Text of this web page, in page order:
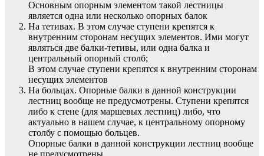
Основным опорным элементом такой лестницы
является одна или несколько опорных балок
На тетивах. В этом случае ступени крепятся к
внутренним сторонам несущих элементов. Ими могут
являться две балки-тетивы, или одна балка и
центральный опорный столб;
В этом случае ступени крепятся к внутренним сторонам
несущих элементов
На больцах. Опорные балки в данной конструкции
лестниц вообще не предусмотрены. Ступени крепятся
либо к стене (для маршевых лестниц) либо, что
актуально в нашем случае, к центральному опорному
столбу с помощью больцев.
Опорные балки в данной конструкции лестниц вообще
не предусмотрены